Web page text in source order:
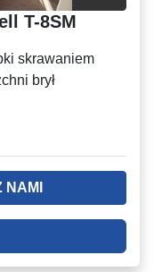
T-8SM
skrawaniem
brył